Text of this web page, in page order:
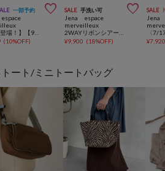
一部予約 
(10%OFF)
SALE 手洗い可 
Jena espace
merveilleux
¥9,900 (18%OFF)
SALE
Jena
¥
ート/ミニトートバッグ